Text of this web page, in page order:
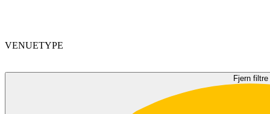
VENUETYPE
Fjern filtre